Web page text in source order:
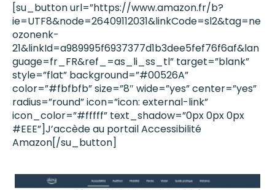
[su_button url=”https://www.amazon.fr/b?
ie=UTF8&node=26409112031&linkCode=sl2&tag=ne
ozonenk-
21&linkId=a989995f6937377d1b3dee5fef76f6af&lan
guage=fr_FR&ref_=as_li_ss_tl” target=”blank”
style=”flat” background=”#00526A”
color=”#fbfbfb” size=”8″ wide=”yes” center=”yes”
radius=”round” icon=”icon: external-link”
icon_color=”#fffff” text_shadow=”0px 0px 0px
#EEE”]J’accède au portail Accessibilité
Amazon[/su_button]